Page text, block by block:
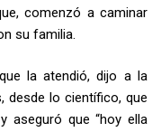
comenzó a caminar
su familia.
la atendió, dijo a la
desde lo científico, que
aseguró que “hoy ella